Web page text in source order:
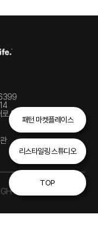
패턴 마켓플레이스
리스타일링 스튜디오
TOP
82, 22층
RESERVED